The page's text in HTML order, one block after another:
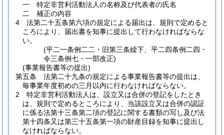
一
特定非営利活動法人の名称及び代表者の氏名
二
補正の内容
4
法第二十五条第六項の規定による届出は、規則で定めると
ころにより、届出書を知事に提出して行わなければならな
い。
(平二一条例二二・旧第三条繰下、平二四条例二四・
令三条例七・一部改正)
(事業報告書等の提出)
第五条
法第二十九条の規定による事業報告書等の提出は、
毎事業年度初めの三月以内に行わなければならない。
2
特定非営利活動法人は、設立又は合併の登記をしたとき
は、規則で定めるところにより、当該設立又は合併の認証
に係る法第十三条第二項の登記に関する書類の写し及び法
第十四条又は第三十五条第一項の財産目録を知事に提出し
なければならない。